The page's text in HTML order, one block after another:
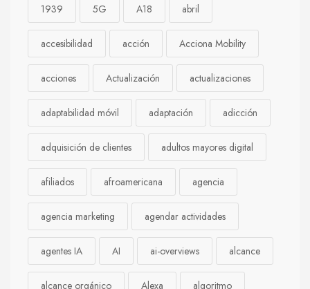
1939 5G A18 abril
accesibilidad acción Acciona Mobility
acciones Actualización actualizaciones
adaptabilidad móvil adaptación adicción
adquisición de clientes adultos mayores digital
afiliados afroamericana agencia
agencia marketing agendar actividades
agentes IA AI ai-overviews alcance
alcance orgánico Alexa algoritmo